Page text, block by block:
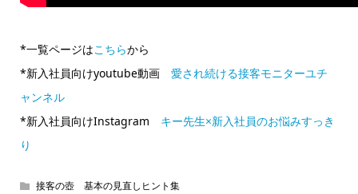
*一覧ページはこちらから
*新入社員向けyoutube動画 愛され続ける接客モニターユチ
ャンネル
*新入社員向けInstagram キー先生×新入社員のお悩みすっき
り
接客の壺 基本の見直しヒント集